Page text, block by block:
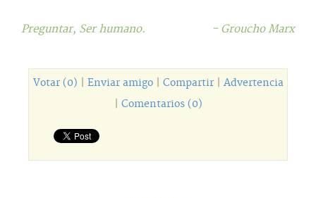
Preguntar, Ser humano. - Groucho Marx
Votar (0) Enviar amigo| Compartir| Advertencia
Comentarios (0)